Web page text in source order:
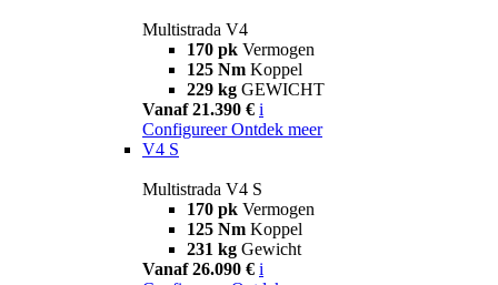
Multistrada V4
170 pk Vermogen
125 Nm Koppel
229 kg GEWICHT
Vanaf 21.390 € i
Configureer Ontdek meer
V4 S
Multistrada V4 S
170 pk Vermogen
125 Nm Koppel
231 kg Gewicht
Vanaf 26.090 € i